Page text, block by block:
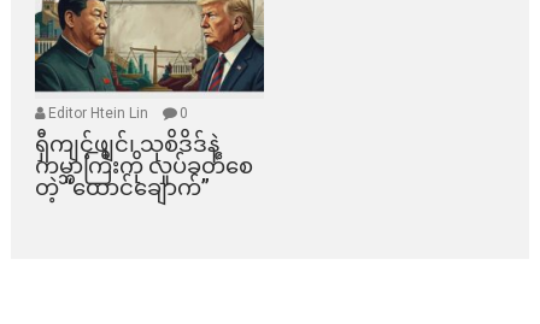
Editor Htein Lin 0
ရှီကျင့်ဖျင်၊ သုစိဒိဒ်နဲ့
ကမ္ဘာကြီးကို လှုပ်ခတ်စေ
တဲ့ “ထောင်ချောက်”